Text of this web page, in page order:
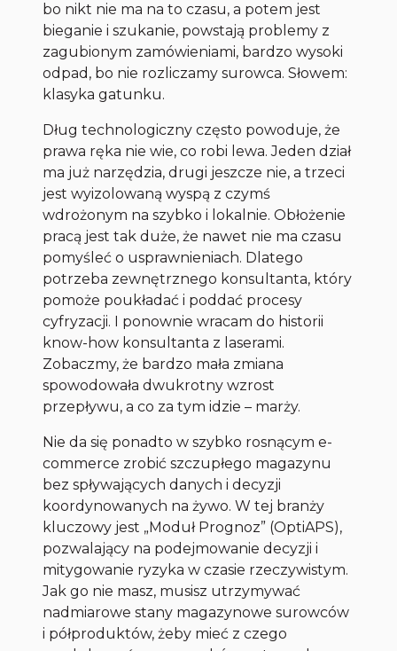
bo nikt nie ma na to czasu, a potem jest
bieganie i szukanie, powstają problemy z
zagubionym zamówieniami, bardzo wysoki
odpad, bo nie rozliczamy surowca. Słowem:
klasyka gatunku.
Dług technologiczny często powoduje, że
prawa ręka nie wie, co robi lewa. Jeden dział
ma już narzędzia, drugi jeszcze nie, a trzeci
jest wyizolowaną wyspą z czymś
wdrożonym na szybko i lokalnie. Obłożenie
pracą jest tak duże, że nawet nie ma czasu
pomyśleć o usprawnieniach. Dlatego
potrzeba zewnętrznego konsultanta, który
pomoże poukładać i poddać procesy
cyfryzacji. I ponownie wracam do historii
know-how konsultanta z laserami.
Zobaczmy, że bardzo mała zmiana
spowodowała dwukrotny wzrost
przepływu, a co za tym idzie – marży.
Nie da się ponadto w szybko rosnącym e-
commerce zrobić szczupłego magazynu
bez spływających danych i decyzji
koordynowanych na żywo. W tej branży
kluczowy jest „Moduł Prognoz” (OptiAPS),
pozwalający na podejmowanie decyzji i
mitygowanie ryzyka w czasie rzeczywistym.
Jak go nie masz, musisz utrzymywać
nadmiarowe stany magazynowe surowców
i półproduktów, żeby mieć z czego